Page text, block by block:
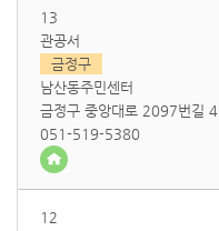
13
관공서
금정구
남산동주민센터
금정구 중앙대로 2097번길 4
051-519-5380
12